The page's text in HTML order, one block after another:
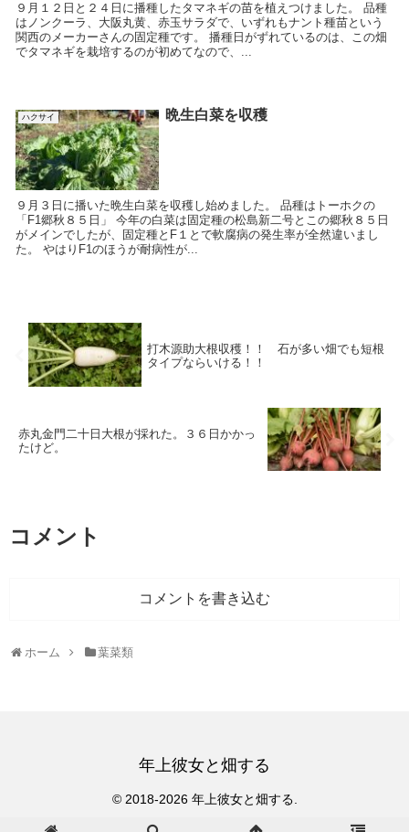
９月１２日と２４日に播種したタマネギの苗を植えつけました。 品種
はノンクーラ、大阪丸黄、赤玉サラダで、いずれもナント種苗という
関西のメーカーさんの固定種です。 播種日がずれているのは、この畑
でタマネギを栽培するのが初めてなので、...
ハクサイ 晩生白菜を収穫
９月３日に播いた晩生白菜を収穫し始めました。 品種はトーホクの
「F1郷秋８５日」 今年の白菜は固定種の松島新二号とこの郷秋８５日
がメインでしたが、固定種とF１とで軟腐病の発生率が全然違いまし
た。 やはりF1のほうが耐病性が...
打木源助大根収穫！！ 石が多い畑でも短根
タイプならいける！！
赤丸金門二十日大根が採れた。３６日かかっ
たけど。
コメント
コメントを書き込む
ホーム 葉菜類
年上彼女と畑する
© 2018-2026 年上彼女と畑する.